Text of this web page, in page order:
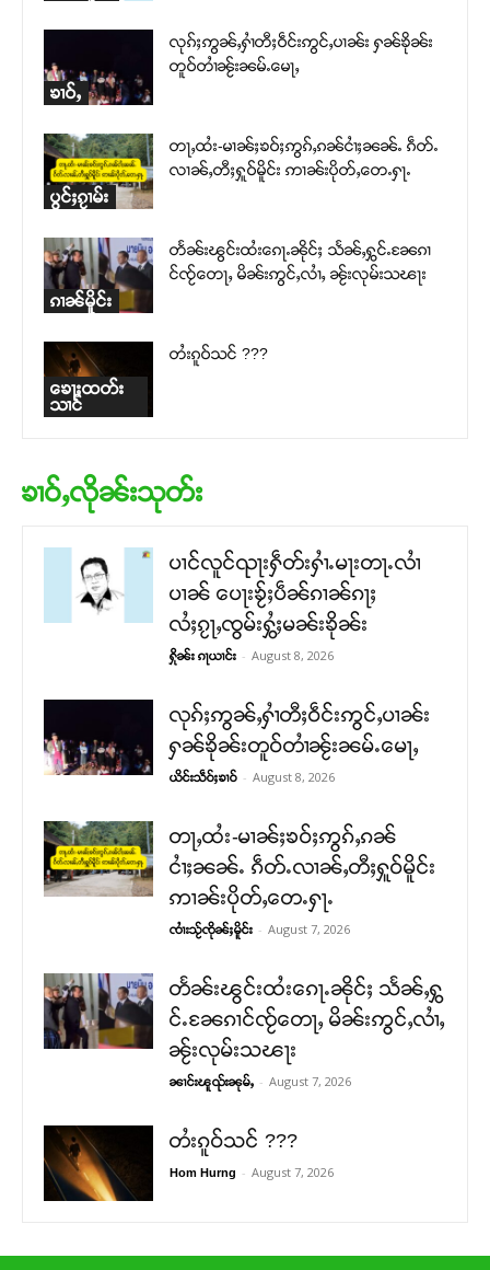
ၶၢဝ်ႇ
လုၵ်ႈဢွၼ်ႇႁၢႆတီႈဝဵင်းဢွင်ႇပၢၼ်း ႁၼ်ၶိုၼ်း
တူဝ်တၢႆၼႂ်းၼမ်ႉမေႃႇ
ပွင်ႈၵႂၢမ်း
တႃႇထႆး-မၢၼ်ႈၶဝ်ႈဢွၵ်ႇၵၼ်ငၢႆႈၼၼ်ႉ ၵဵတ်ႉ
လၢၼ်ႇတီႈႁူဝ်မိူင်း ဢၢၼ်းပိုတ်ႇတေႉႁႃႉ
ၵၢၼ်မိူင်း
တႅၼ်းၽွင်းထႆးၵေႃႉၼိုင်ႈ သႅၼ်ႇႁွင်ႉၼႄၵၢ
င်ၸႂ်တေႃႇ မိၼ်းဢွင်ႇလၢႆႇ ၼႂ်းလုမ်းသၽႃး
ၶေႃႈထတ်း
သၢင်
တႆးၵူဝ်သင် ???
ၶၢဝ်ႇလိုၼ်းသုတ်း
ပၢင်လူင်ၺႃးႁဵတ်းႁၢႆႉမႃးတႃႉလၢႆ
ပၢၼ် ​​ပေႃးၶႂ်ႈပဵၼ်ၵၢၼ်ၵႃႈ
လႆႈၵႂႃႇၸွမ်းႁွႆႈမၼ်းၶိုၼ်း
ႁိုၼ်း ၵႃယၢင်း - August 8, 2026
လုၵ်ႈဢွၼ်ႇႁၢႆတီႈဝဵင်းဢွင်ႇပၢၼ်း
ႁၼ်ၶိုၼ်းတူဝ်တၢႆၼႂ်းၼမ်ႉမေႃႇ
ယိင်းသဵဝ်ႈၶၢဝ် - August 8, 2026
တႃႇထႆး-မၢၼ်ႈၶဝ်ႈဢွၵ်ႇၵၼ်
ငၢႆႈၼၼ်ႉ ၵဵတ်ႉလၢၼ်ႇတီႈႁူဝ်မိူင်း
ဢၢၼ်းပိုတ်ႇတေႉႁႃႉ
ၸၢႆးသႂ်ၸိုၼ်ႈမိူင်း - August 7, 2026
တႅၼ်းၽွင်းထႆးၵေႃႉၼိုင်ႈ သႅၼ်ႇႁွ
င်ႉၼႄၵၢင်ၸႂ်တေႃႇ မိၼ်းဢွင်ႇလၢႆႇ
ၼႂ်းလုမ်းသၽႃး
ၼၢင်းၽူၺ်းၼုမ်ႇ - August 7, 2026
တႆးၵူဝ်သင် ???
Hom Hurng - August 7, 2026